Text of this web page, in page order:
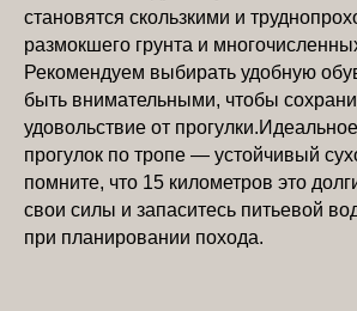
становятся скользкими и
размокшего грунта и
Рекомендуем выбирать удобную
быть внимательными, чтобы
удовольствие от
прогулок по тропе — устойчивый
помните, что 15 километров это
свои силы и запаситесь питьевой
при планировании похода.